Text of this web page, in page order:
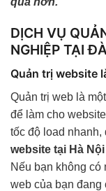
DỊCH VỤ
NGHIỆP TẠI
Quản trị website
Quản trị web là
để làm cho
tốc độ load nhanh,
website tại Hà Nội
Nếu bạn không
web của bạn đang